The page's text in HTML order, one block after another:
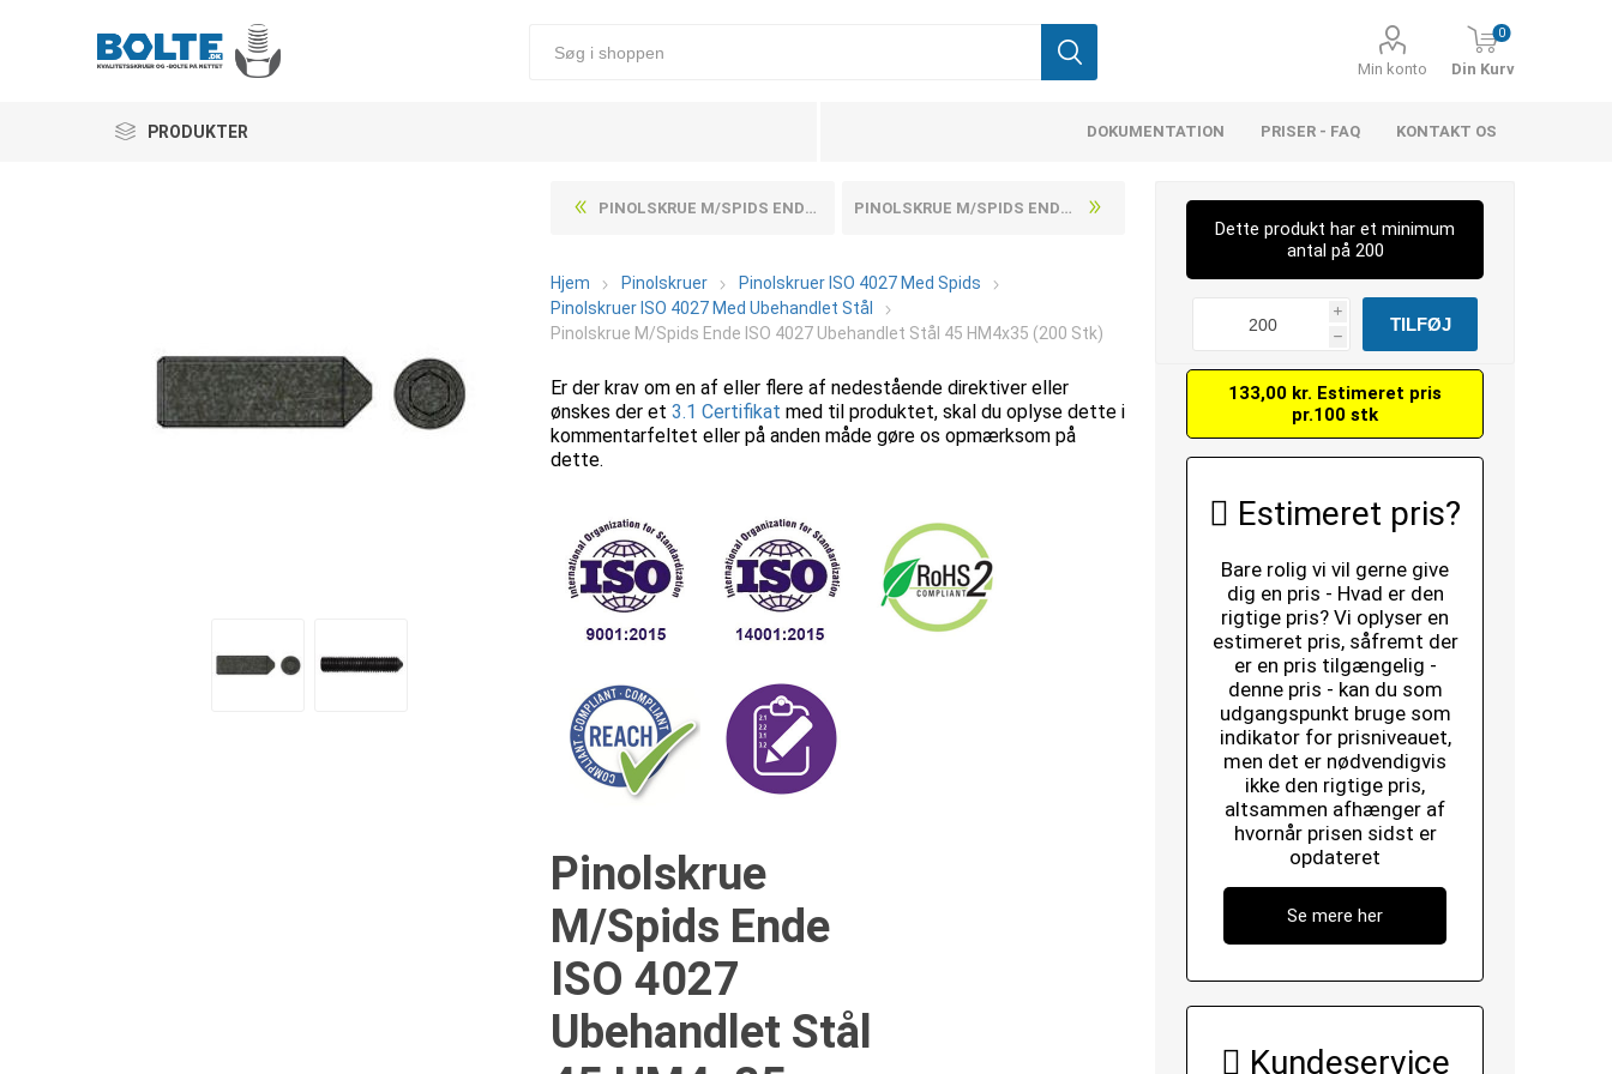
Min konto
0
Din Kurv
PRODUKTER DOKUMENTATION PRISER - FAQ KONTAKT OS
PINOLSKRUE M/SPIDS ENDE ISO 4027 UBEHANDLET STÅL 45 HM4X30 (200 STK) PINOLSKRUE M/SPIDS ENDE ISO 4027 UBEHANDLET STÅL 45 HM4X4 (1000 STK)
Hjem Pinolskruer
Pinolskruer ISO 4027 Med Spids
Pinolskruer ISO 4027 Med Ubehandlet Stål
Pinolskrue M/Spids Ende ISO 4027 Ubehandlet Stål 45 HM4x35 (200 Stk)
Er der krav om en af eller flere af nedestående direktiver eller
ønskes der et3.1 Certifikat med til produktet, skal du oplyse dette i
kommentarfeltet eller på anden måde gøre os opmærksom på
dette.
Pinolskrue
M/Spids Ende
ISO 4027
Ubehandlet Stål
Dette produkt har et minimum
antal på 200
i
h
133,00 kr. Estimeret pris
pr.100 stk
Estimeret pris?
Bare rolig vi vil gerne give
dig en pris - Hvad er den
rigtige pris? Vi oplyser en
estimeret pris, såfremt der
er en pris tilgængelig -
denne pris - kan du som
udgangspunkt bruge som
indikator for prisniveauet,
men det er nødvendigvis
ikke den rigtige pris,
altsammen afhænger af
hvornår prisen sidst er
opdateret
Se mere her
Kundeservice